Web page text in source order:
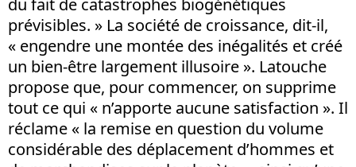
prévisibles. » La société de croissance, dit-il,
« engendre une montée des inégalités et créé
un bien-être largement illusoire ». Latouche
propose que, pour commencer, on supprime
tout ce qui « n’apporte aucune satisfaction ». Il
réclame « la remise en question du volume
considérable des déplacement d’hommes et